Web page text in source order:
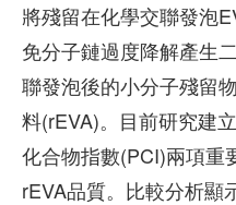
將殘留在化學交聯發泡
免分子鏈過度降解產生
聯發泡後的小分子殘留
料(rEVA)。目前研究建
化合物指數(PCI)兩項重
rEVA品質。比較分析顯